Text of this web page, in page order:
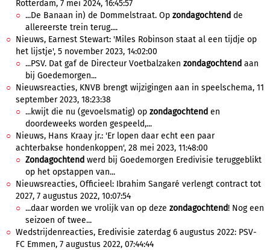
Rotterdam, 7 mei 2024, 16:45:57
...De Banaan in) de Dommelstraat. Op zondagochtend de
allereerste trein terug....
Nieuws, Earnest Stewart: 'Miles Robinson staat al een tijdje op
het lijstje', 5 november 2023, 14:02:00
...PSV. Dat gaf de Directeur Voetbalzaken zondagochtend aan
bij Goedemorgen...
Nieuwsreacties, KNVB brengt wijzigingen aan in speelschema, 11
september 2023, 18:23:38
...kwijt die nu (gevoelsmatig) op zondagochtend en
doordeweeks worden gespeeld,...
Nieuws, Hans Kraay jr.: 'Er lopen daar echt een paar
achterbakse hondenkoppen', 28 mei 2023, 11:48:00
Zondagochtend werd bij Goedemorgen Eredivisie teruggeblikt
op het opstappen van...
Nieuwsreacties, Officieel: Ibrahim Sangaré verlengt contract tot
2027, 7 augustus 2022, 10:07:54
...daar worden we vrolijk van op deze zondagochtend! Nog een
seizoen of twee...
Wedstrijdenreacties, Eredivisie zaterdag 6 augustus 2022: PSV-
FC Emmen, 7 augustus 2022, 07:44:44